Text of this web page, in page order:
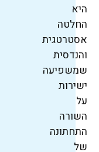
היא
החלטה
אסטרטגית
והנדסית
שמשפיעה
ישירות
על
השורה
התחתונה
של